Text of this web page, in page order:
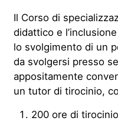
Il Corso di
didattico e
lo svolgimento di un
da svolgersi presso
appositamente
un tutor di tirocinio,
200 ore di